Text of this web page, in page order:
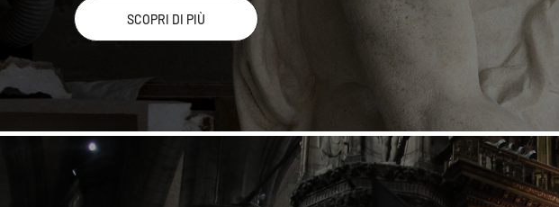
SCOPRI DI PIÙ